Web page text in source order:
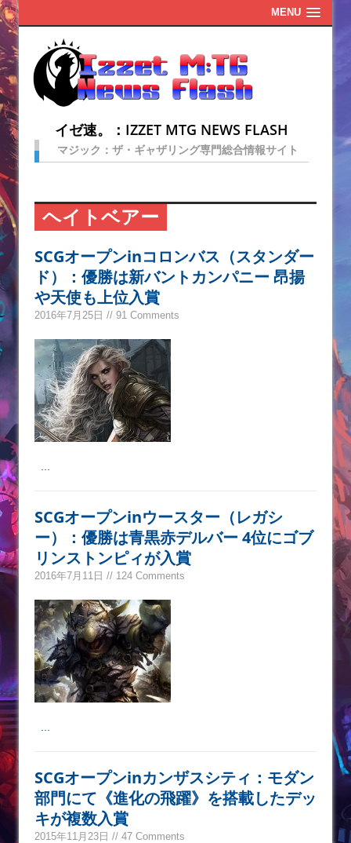
MENU
イゼ速。：IZZET MTG NEWS FLASH
マジック：ザ・ギャザリング専門総合情報サイト
ヘイトベアー
SCGオープンinコロンバス（スタンダー
ド）：優勝は新バントカンパニー 昂揚
や天使も上位入賞
2016年7月25日 // 91 Comments
SCGオープンinウースター（レガシ
ー）：優勝は青黒赤デルバー 4位にゴブ
リンストンピィが入賞
2016年7月11日 // 124 Comments
SCGオープンinカンザスシティ：モダン
部門にて《進化の飛躍》を搭載したデッ
キが複数入賞
2015年11月23日 // 47 Comments